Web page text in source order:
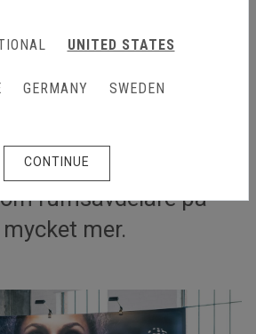
vägg - flera
och online-möten, till
rumsavdelare på
mer.
UNITED STATES
GERMANY SWEDEN
CONTINUE